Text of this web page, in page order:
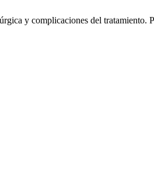
y complicaciones del tratamiento.